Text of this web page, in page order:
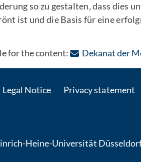
so zu gestalten, dass dies
ist und die Basis für eine
for the content: Dekanat der
Legal Notice Privacy statement
Heine-Universität